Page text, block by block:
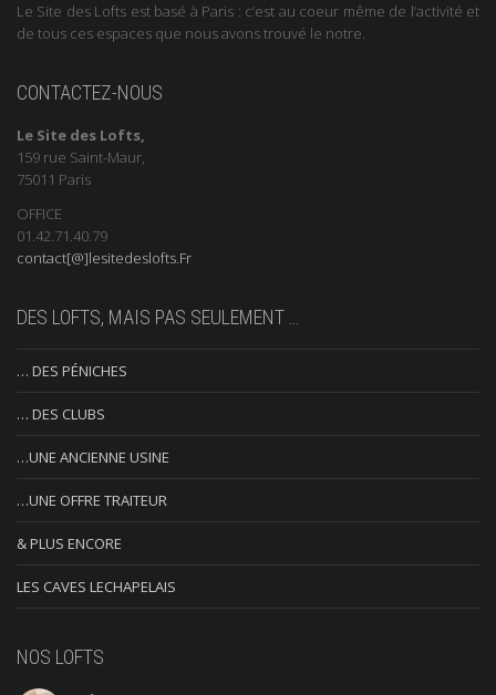
Le Site des Lofts est basé à Paris : c’est au coeur même de l’activité et
de tous ces espaces que nous avons trouvé le notre.
CONTACTEZ-NOUS
Le Site des Lofts,
159 rue Saint-Maur,
75011 Paris
OFFICE
01.42.71.40.79
contact[@]lesitedeslofts.Fr
DES LOFTS, MAIS PAS SEULEMENT …
… DES PÉNICHES
… DES CLUBS
…UNE ANCIENNE USINE
…UNE OFFRE TRAITEUR
& PLUS ENCORE
LES CAVES LECHAPELAIS
NOS LOFTS